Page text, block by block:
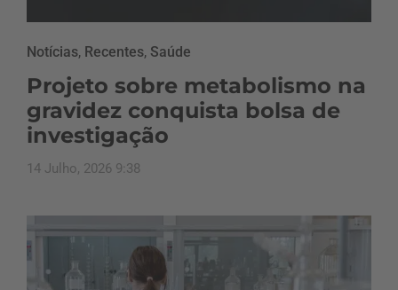
Notícias, Recentes, Saúde
Projeto sobre metabolismo na
gravidez conquista bolsa de
investigação
14 Julho, 2026 9:38